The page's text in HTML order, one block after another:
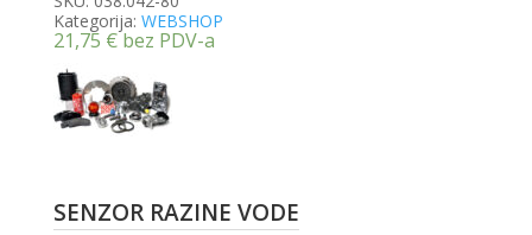
Kategorija: WEBSHOP
21,75 €bez PDV-a
SENZOR RAZINE VODE